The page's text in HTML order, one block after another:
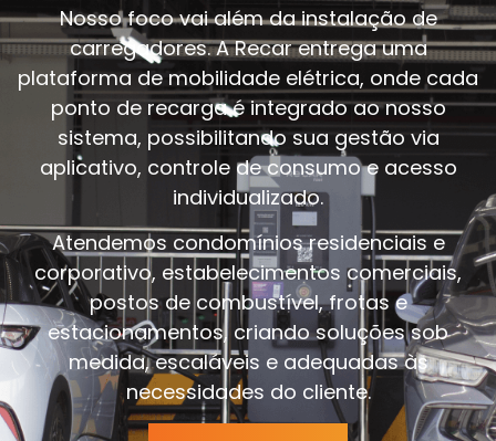
Nosso foco vai além da instalação de
carregadores. A Recar entrega uma
plataforma de mobilidade elétrica, onde cada
ponto de recarga é integrado ao nosso
sistema, possibilitando sua gestão via
aplicativo, controle de consumo e acesso
individualizado.
Atendemos condomínios residenciais e
corporativo, estabelecimentos comerciais,
postos de combustível, frotas e
estacionamentos, criando soluções sob
medida, escaláveis e adequadas às
necessidades do cliente.